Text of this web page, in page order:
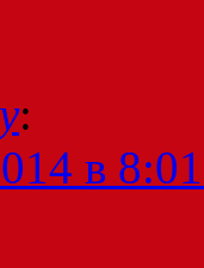
:
в